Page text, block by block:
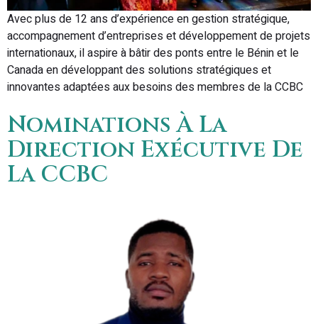
Avec plus de 12 ans d’expérience en gestion stratégique,
accompagnement d’entreprises et développement de projets
internationaux, il aspire à bâtir des ponts entre le Bénin et le
Canada en développant des solutions stratégiques et
innovantes adaptées aux besoins des membres de la CCBC
Nominations À La
Direction Exécutive De
La CCBC